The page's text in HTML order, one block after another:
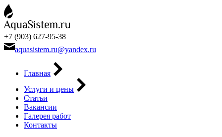
+7 (903) 627-95-38
aquasistem.ru@yandex.ru
Главная
Услуги и цены
Статьи
Вакансии
Галерея работ
Контакты